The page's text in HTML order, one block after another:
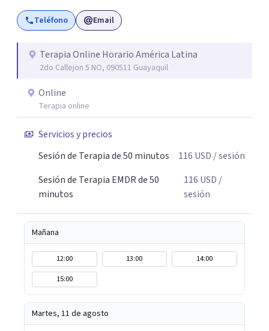
propio ritmo. Sé que muchas personas llegan sintiéndose
abrumadas, con culpa, vergüenza o miedo a expresarse, y
sus propias necesidades. Si algo de esto te resulta
familiar, no estás solo/a, podemos empezar a entenderlo
naturaleza; incluso un simple paseo en un espacio verde
me ayuda a sentirme más centrada. Esta misma atención
y calma la traigo a cada encuentro contigo.
Teléfono Email
Terapia Online Horario América Latina
2do Callejon 5 NO, 090511 Guayaquil
Online
Terapia online
Servicios y precios
Sesión de Terapia de 50 minutos
116 USD / sesión
Sesión de Terapia EMDR de 50
minutos
116 USD /
sesión
Mañana
12:00 13:00
14:00
15:00
Martes, 11 de agosto